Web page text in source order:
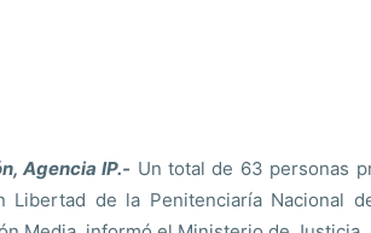
Agencia IP.- Un total de 63 personas
Libertad de la Penitenciaría Nacional